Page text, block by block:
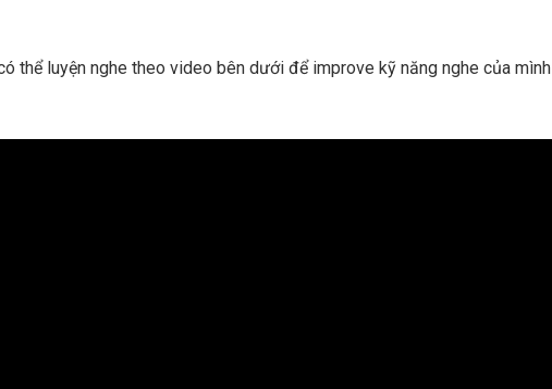
thể luyện nghe theo video bên dưới để improve kỹ năng nghe của mình